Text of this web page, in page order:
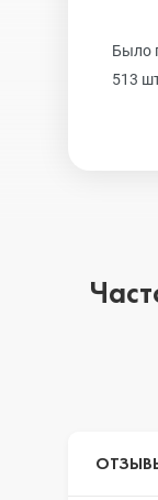
Было
513